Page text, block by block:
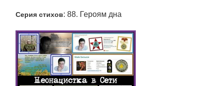
Серия стихов: 88. Героям дна